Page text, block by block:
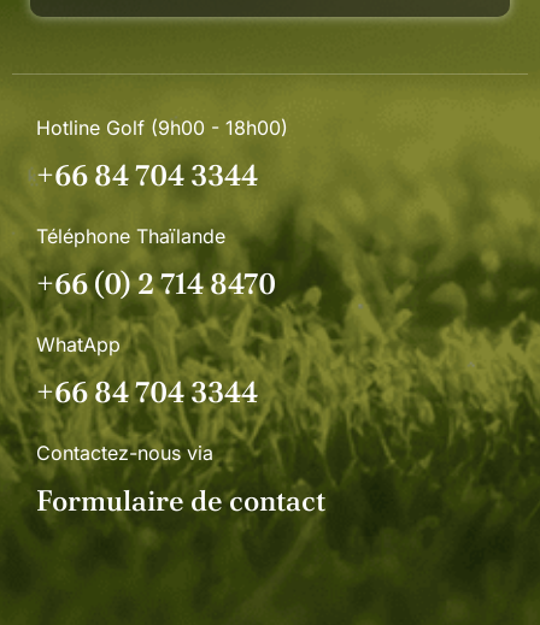
Hotline Golf (9h00 - 18h00)
+66 84 704 3344
Téléphone Thaïlande
+66 (0) 2 714 8470
WhatApp
+66 84 704 3344
Contactez-nous via
Formulaire de contact